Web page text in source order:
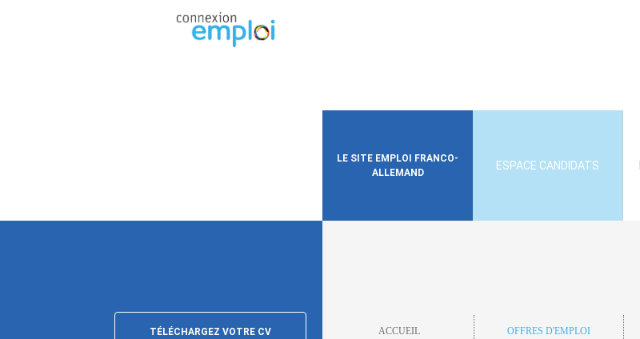
LE SITE EMPLOI FRANCO-
ALLEMAND
ESPACE CANDIDATS
TÉLÉCHARGEZ VOTRE CV ACCUEIL OFFRES D'EMPLOI